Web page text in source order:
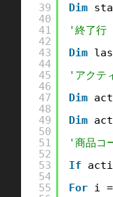
39
40
41
42
43
44
45
46
47
48
49
50
51
52
53
54
55
Dim
'終了行
Dim
'アクテ
Dim
Dim
'商品コ
If
For i =